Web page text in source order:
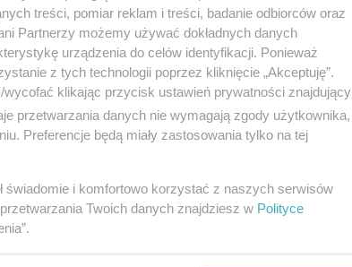
ciągu stale i
osób wykluczonych
w realizacji swoich
markę naszego miasta i
Jakie są efekty
uczestniczyłem w
na gorącym uczynku
treści, pomiar reklam i treści, badanie odbiorców oraz
Partnerzy możemy używać dokładnych danych
urządzenia do celów identyfikacji. Ponieważ
z tych technologii poprzez kliknięcie „Akceptuję”.
klikając przycisk ustawień prywatności znajdujący
przetwarzania danych nie wymagają zgody użytkownika,
Preferencje będą miały zastosowania tylko na tej
świadomie i komfortowo korzystać z naszych serwisów
Twoich danych znajdziesz w Polityce